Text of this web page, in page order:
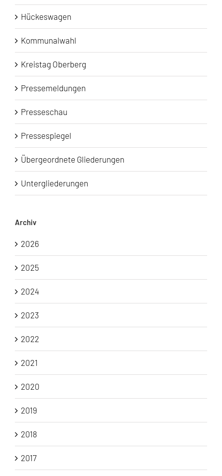
Hückeswagen
Kommunalwahl
Kreistag Oberberg
Pressemeldungen
Presseschau
Pressespiegel
Übergeordnete Gliederungen
Untergliederungen
Archiv
2026
2025
2024
2023
2022
2021
2020
2019
2018
2017